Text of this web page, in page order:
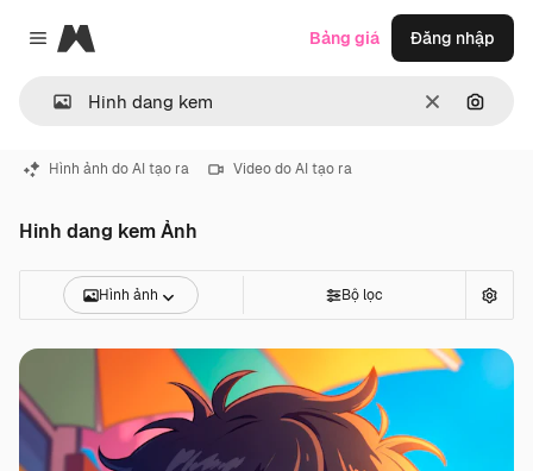
Close menu
Magnific
ThôngTìm
Bảng giá Đăng nhập
Hình ảnh do AI tạo ra Video do AI tạo ra
Hinh dang kem Ảnh
Hình ảnh Bộ lọc